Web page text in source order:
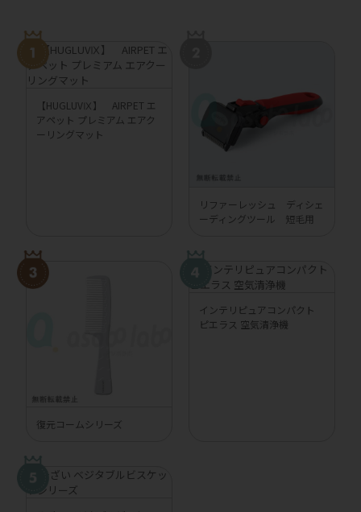
【HUGLUVⅨ】 AIRPET エ
アペット プレミアム エアク
ーリングマット
リファーレッシュ ディシェ
ーディングツール 短毛用
復元コームシリーズ
インテリピュアコンパクト
ピエラス 空気清浄機